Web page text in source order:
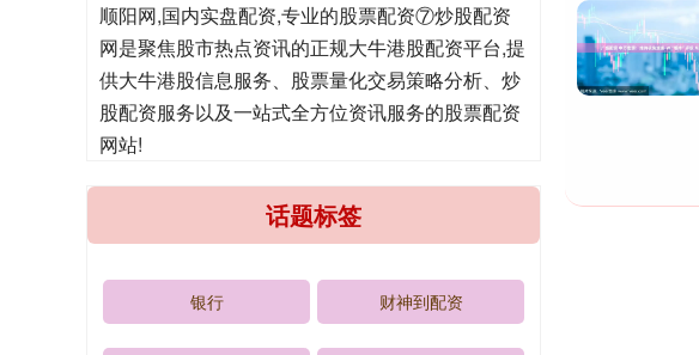
顺阳网,国内实盘配资,专业的股票配资⑦炒股配资
网是聚焦股市热点资讯的正规大牛港股配资平台,提
供大牛港股信息服务、股票量化交易策略分析、炒
股配资服务以及一站式全方位资讯服务的股票配资
网站!
话题标签
银行 财神到配资